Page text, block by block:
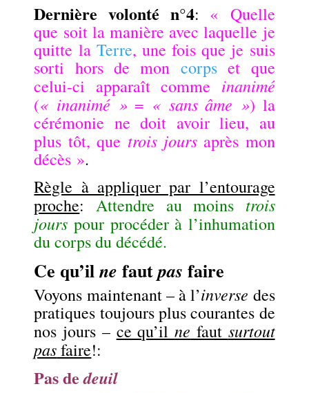
Dernière volonté n°4: « Quelle
que soit la manière avec laquelle je
quitte la Terre, une fois que je suis
sorti hors de mon corpset que
celui-ci apparaît comme inanimé
(« inanimé »= « sans âme ») la
cérémonie ne doit avoir lieu, au
plus tôt, que trois joursaprès mon
décès ».
Règle à appliquer par l’entourage
proche: Attendre au moins trois
jours pour procéder à l’inhumation
du corps du décédé.
Ce qu’ilne fautpas faire
Voyons maintenant – à l’inverse des
pratiques toujours plus courantes de
nos jours – ce qu’ilne faut surtout
pasfaire!:
Pas dedeuil